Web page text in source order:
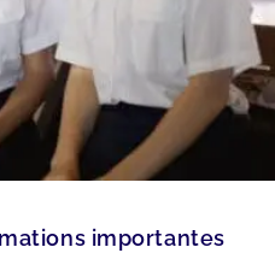
en ligne et d’identité
importantes